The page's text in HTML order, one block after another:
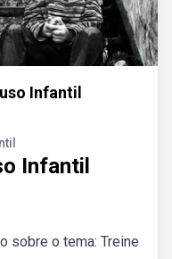
Infantil
Infantil
sobre o tema: Treine